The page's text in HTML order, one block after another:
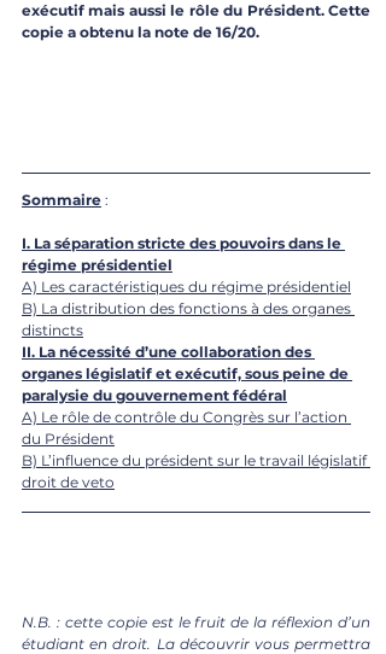
exécutif mais aussi le rôle du Président. Cette
copie a obtenu la note de 16/20.
Sommaire :
I. La séparation stricte des pouvoirs dans le
régime présidentiel
A) Les caractéristiques du régime présidentiel
B) La distribution des fonctions à des organes
distincts
II. La nécessité d’une collaboration des
organes législatif et exécutif, sous peine de
paralysie du gouvernement fédéral
A) Le rôle de contrôle du Congrès sur l’action
du Président
B) L’influence du président sur le travail législatif
droit de veto
N.B. : cette copie est le fruit de la réflexion d’un
étudiant en droit. La découvrir vous permettra